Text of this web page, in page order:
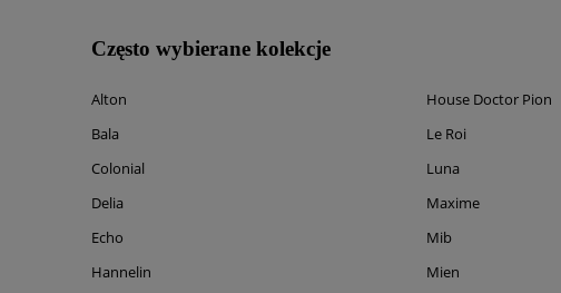
Często wybierane kolekcje
Alton
Bala
Colonial
Delia
Echo
Hannelin
House Doctor Pion
Le Roi
Luna
Maxime
Mib
Mien